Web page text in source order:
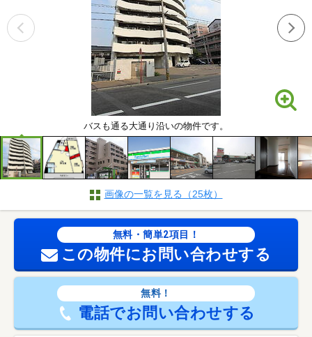
バスも通る大通り沿いの物件です。
画像の一覧を見る（25枚）
無料・簡単2項目！
この物件にお問い合わせする
無料！
電話でお問い合わせする